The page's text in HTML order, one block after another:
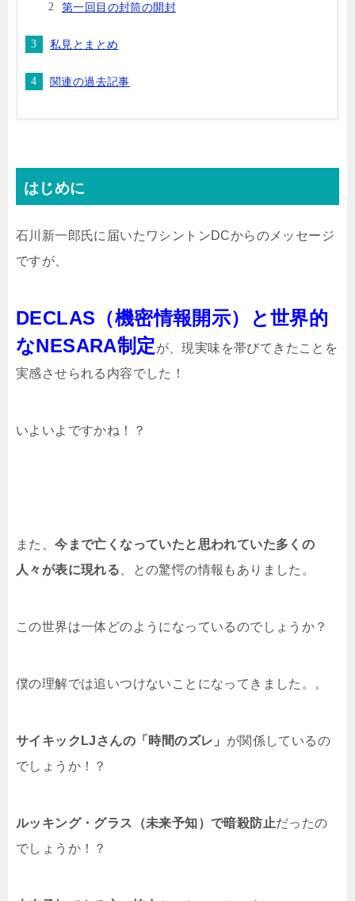
第一回目の封筒の開封
私見とまとめ
関連の過去記事
はじめに
石川新一郎氏に届いたワシントンDCからのメッセージ
ですが、
DECLAS（機密情報開示）と世界的
なNESARA制定が、現実味を帯びてきたことを
実感させられる内容でした！
いよいよですかね！？
また、今まで亡くなっていたと思われていた多くの
人々が表に現れる 、との驚愕の情報もありました。
この世界は一体どのようになっているのでしょうか？
僕の理解では追いつけないことになってきました。。
サイキックLJさんの「時間のズレ」 が関係しているの
でしょうか！？
ルッキング・グラス（未来予知）で暗殺防止だったの
でしょうか！？